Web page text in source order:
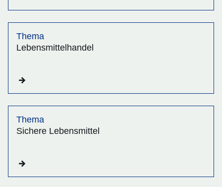
Thema
Lebensmittelhandel
Thema
Sichere Lebensmittel